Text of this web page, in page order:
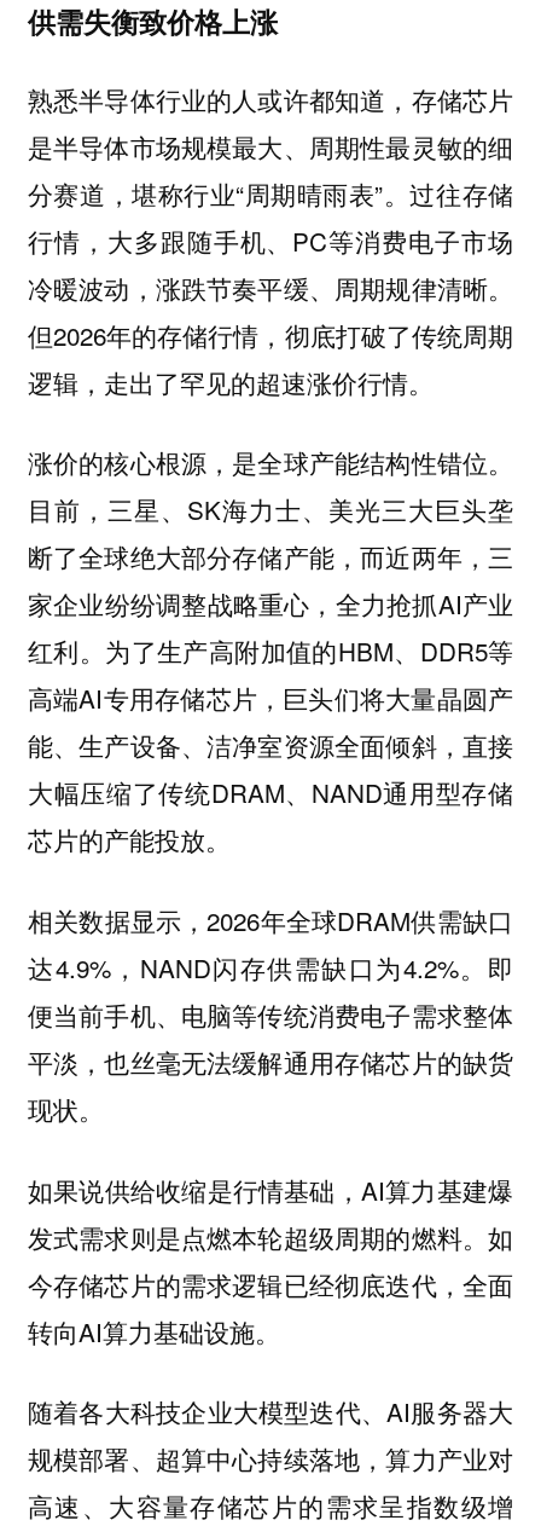
供需失衡致价格上涨
熟悉半导体行业的人或许都知道，存储芯片
是半导体市场规模最大、周期性最灵敏的细
分赛道，堪称行业“周期晴雨表”。过往存储
行情，大多跟随手机、PC等消费电子市场
冷暖波动，涨跌节奏平缓、周期规律清晰。
但2026年的存储行情，彻底打破了传统周期
逻辑，走出了罕见的超速涨价行情。
涨价的核心根源，是全球产能结构性错位。
目前，三星、SK海力士、美光三大巨头垄
断了全球绝大部分存储产能，而近两年，三
家企业纷纷调整战略重心，全力抢抓AI产业
红利。为了生产高附加值的HBM、DDR5等
高端AI专用存储芯片，巨头们将大量晶圆产
能、生产设备、洁净室资源全面倾斜，直接
大幅压缩了传统DRAM、NAND通用型存储
芯片的产能投放。
相关数据显示，2026年全球DRAM供需缺口
达4.9%，NAND闪存供需缺口为4.2%。即
便当前手机、电脑等传统消费电子需求整体
平淡，也丝毫无法缓解通用存储芯片的缺货
现状。
如果说供给收缩是行情基础，AI算力基建爆
发式需求则是点燃本轮超级周期的燃料。如
今存储芯片的需求逻辑已经彻底迭代，全面
转向AI算力基础设施。
随着各大科技企业大模型迭代、AI服务器大
规模部署、超算中心持续落地，算力产业对
高速、大容量存储芯片的需求呈指数级增